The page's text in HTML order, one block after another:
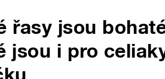
řasy jsou
jsou i pro